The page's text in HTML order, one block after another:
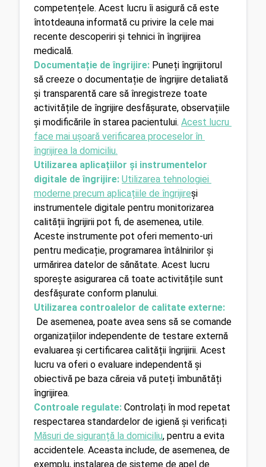
competențele. Acest lucru îi asigură că este
întotdeauna informată cu privire la cele mai
recente descoperiri și tehnici în îngrijirea
medicală.
Documentație de îngrijire: Puneți îngrijitorul
să creeze o documentație de îngrijire detaliată
și transparentă care să înregistreze toate
activitățile de îngrijire desfășurate, observațiile
și modificările în starea pacientului. Acest lucru
face mai ușoară verificarea proceselor în
îngrijirea la domiciliu.
Utilizarea aplicațiilor și instrumentelor
digitale de îngrijire: Utilizarea tehnologiei
moderne precum aplicațiile de îngrijireși
instrumentele digitale pentru monitorizarea
calității îngrijirii pot fi, de asemenea, utile.
Aceste instrumente pot oferi memento-uri
pentru medicație, programarea întâlnirilor și
urmărirea datelor de sănătate. Acest lucru
sporește asigurarea că toate activitățile sunt
desfășurate conform planului.
Utilizarea controalelor de calitate externe:
De asemenea, poate avea sens să se comande
organizațiilor independente de testare externă
evaluarea și certificarea calității îngrijirii. Acest
lucru va oferi o evaluare independentă și
obiectivă pe baza căreia vă puteți îmbunătăți
îngrijirea.
Controale regulate: Controlați în mod repetat
Măsuri de siguranță la domiciliu, pentru a evita
accidentele. Aceasta include, de asemenea, de
exemplu, instalarea de sisteme de apel de